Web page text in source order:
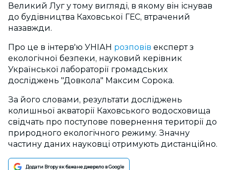
Великий Луг у тому вигляді, в якому він існував
до будівництва Каховської ГЕС, втрачений
назавжди.
Про це в інтерв'ю УНІАН розповів експерт з
екологічної безпеки, науковий керівник
Української лабораторії громадських
досліджень "Довкола" Максим Сорока.
За його словами, результати досліджень
колишньої акваторії Каховського водосховища
свідчать про поступове повернення території до
природного екологічного режиму. Значну
частину даних науковці отримують дистанційно.
Додати Вгору як бажане джерело в Google